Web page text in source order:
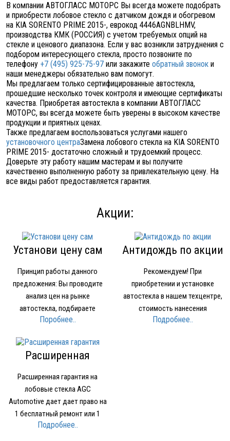
В компании АВТОГЛАСС МОТОРС Вы всегда можете подобрать
и приобрести лобовое стекло с датчиком дождя и обогревом
на KIA SORENTO PRIME 2015-, еврокод 4446AGNBLHMV,
производства КМК (РОССИЯ) с учетом требуемых опций на
стекле и ценового диапазона. Если у вас возникли затруднения с
подбором интересующего стекла, просто позвоните по
телефону +7 (495) 925-75-97 или закажите обратный звонок и
наши менеджеры обязательно вам помогут.
Мы предлагаем только сертифицированные автостекла,
прошедшие несколько точек контроля и имеющие сертификаты
качества. Приобретая автостекла в компании АВТОГЛАСС
МОТОРС, вы всегда можете быть уверены в высоком качестве
продукции и приятных ценах.
Также предлагаем воспользоваться услугами нашего
установочного центраЗамена лобового стекла на KIA SORENTO
PRIME 2015- достаточно сложный и трудоемкий процесс.
Доверьте эту работу нашим мастерам и вы получите
качественно выполненную работу за привлекательную цену. На
все виды работ предоставляется гарантия.
Акции:
Установи цену сам
Принцип работы данного
предложения: Вы проводите
анализ цен на рынке
автостекла, подбираете
устраивающее вас по качеству
компанию и называете где и за
какую минимальную цену нашли
стекло того же производителя…
Поробнее..
Антидождь по акции
Рекомендуем! При
приобретении и установке
автостекла в нашем техцентре,
стоимость нанесения
нанопокрытия для стекол
Подробнее..
Расширенная
Расширенная гарантия на
лобовые стекла AGC
Automotive дает дает право на
1 бесплатный ремонт или 1
бесплатное лобовое стекло при
Подробнее..